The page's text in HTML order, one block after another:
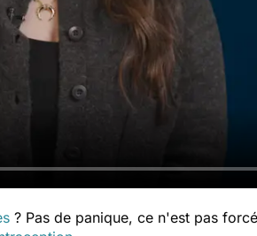
? Pas de panique, ce n'est pas